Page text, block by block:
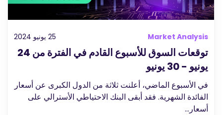
Market
توقعات السوق للأسبوع القادم في الفترة من 24
- 30 يونيو
الأسبوع الماضي، أعلنت ثلاثة من الدول الكبرى عن أسعار
الشهرية. فقد أبقى البنك الاحتياطي الأسترالي على